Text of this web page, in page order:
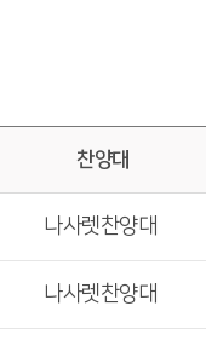
찬양대
나사렛찬양대
나사렛찬양대